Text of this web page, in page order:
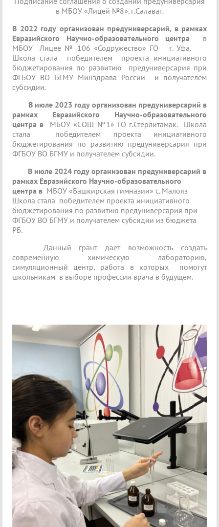
в МБОУ «Лицей №8». г.Салават.
В 2022 году организован предуниверсарий, в рамках
Евразийского Научно-образовательного центра
в
МБОУ Лицее № 106 «Содружество» ГО г. Уфа.
Школа стала победителем проекта инициативного
бюджетирования по развитию предуниверсария при
ФГБОУ ВО БГМУ Минздрава России и получателем
субсидии.
В июле 2023 году организован предуниверсарий в
рамках Евразийского Научно-образовательного
центра в МБОУ «СОШ №1» ГО г.Стерлитамак. Школа
стала победителем проекта инициативного
бюджетирования по развитию предуниверсария при
ФГБОУ ВО БГМУ и получателем субсидии.
В июле 2024 году организован предуниверсарий в
рамках Евразийского Научно-образовательного
центра в МБОУ «Башкирская гимназии» с. Малояз
Школа стала победителем проекта инициативного
бюджетирования по развитию предуниверсария при
ФГБОУ ВО БГМУ и получателем субсидии из бюджета
РБ.
Данный грант дает возможность создать
современную химическую лабораторию,
симуляционный центр, работа в которых помогут
школьникам в выборе профессии врача в будущем.